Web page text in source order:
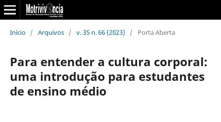
Início / Arquivos / v. 35 n. 66 (2023) / Porta Aberta
Para entender a cultura corporal:
uma introdução para estudantes
de ensino médio